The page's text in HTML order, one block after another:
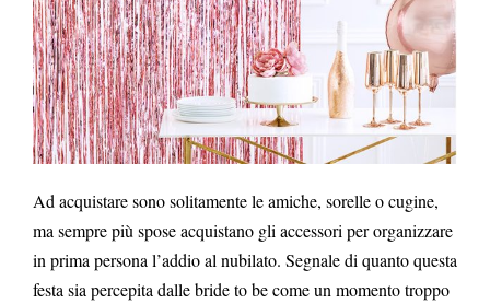
Ad acquistare sono solitamente le amiche, sorelle o cugine,
ma sempre più spose acquistano gli accessori per organizzare
in prima persona l’addio al nubilato. Segnale di quanto questa
festa sia percepita dalle bride to be come un momento troppo